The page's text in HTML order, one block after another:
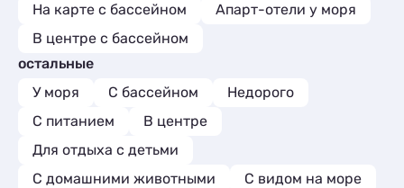
На карте с бассейном
Апарт-отели у моря
В центре с бассейном
остальные
У моря
С бассейном
Недорого
С питанием
В центре
Для отдыха с детьми
С домашними животными
С видом на море